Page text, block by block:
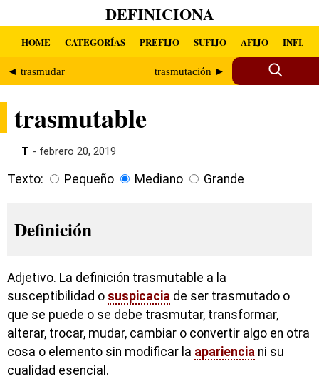
DEFINICIONA
HOME CATEGORÍAS PREFIJO SUFIJO AFIJO INFIJO
◄ trasmudar trasmutación ►
trasmutable
T - febrero 20, 2019
Texto: Pequeño Mediano Grande
Definición
Adjetivo. La definición trasmutable a la
susceptibilidad o suspicacia de ser trasmutado o
que se puede o se debe trasmutar, transformar,
alterar, trocar, mudar, cambiar o convertir algo en otra
cosa o elemento sin modificar la apariencia ni su
cualidad esencial.